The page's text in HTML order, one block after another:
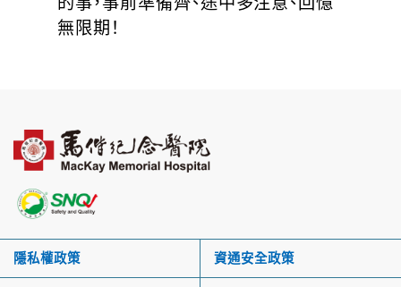
無限期！
隱私權政策 資通安全政策